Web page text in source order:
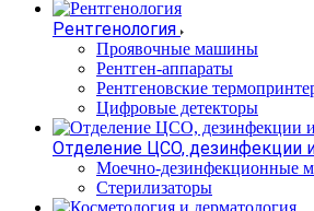
Рентгенология
Проявочные машины
Рентген-аппараты
Рентгеновские
Цифровые детекторы
Отделение ЦСО, дезинфекции
Моечно-дезинфекционные
Стерилизаторы